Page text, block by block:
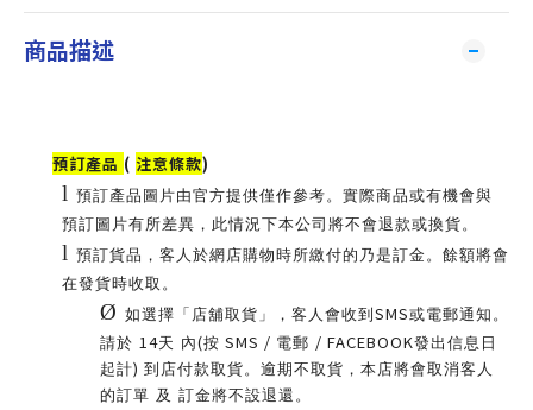
商品描述
預訂產品 ( 注意條款)
l 預訂產品圖片由官方提供僅作參考。實際商品或有機會與
預訂圖片有所差異，此情況下本公司將不會退款或換貨。
l 預訂貨品，客人於網店購物時所繳付的乃是訂金。 餘額將會
在發貨時收取。
Ø 如選擇「店舖取貨」，客人會收到 SMS或電郵通知。
請於 14天 內(按 SMS / 電郵 / FACEBOOK發出信息日
起計) 到店付款取貨。逾期不取貨，本店將會取消客人
的訂單 及 訂金將不設退還。